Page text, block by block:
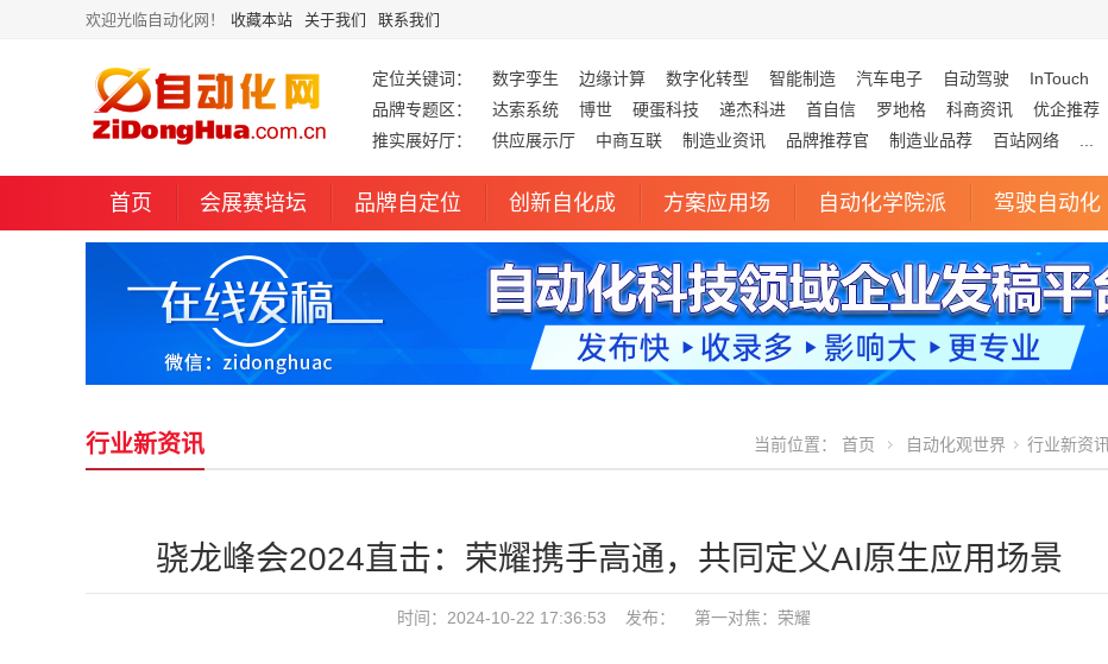
欢迎光临自动化网！ 收藏本站 关于我们 联系我们
定位关键词： 数字孪生 边缘计算 数字化转型 智能制造 汽车电子 自动驾驶 InTouch
品牌专题区：
达索系统 博世 硬蛋科技 递杰科进 首自信 罗地格 科商资讯 优企推荐
推实展好厅：
供应展示厅 中商互联 制造业资讯 品牌推荐官 制造业品荐 百站网络
首页 会展赛培坛 品牌自定位 创新自化成 方案应用场 自动化学院派 驾驶自动化
行业新资讯 当前位置： 首页 自动化观世界 行业新资讯
骁龙峰会2024直击：荣耀携手高通，共同定义AI原生应用场景
时间：2024-10-22 17:36:53 发布： 第一对焦： 荣耀